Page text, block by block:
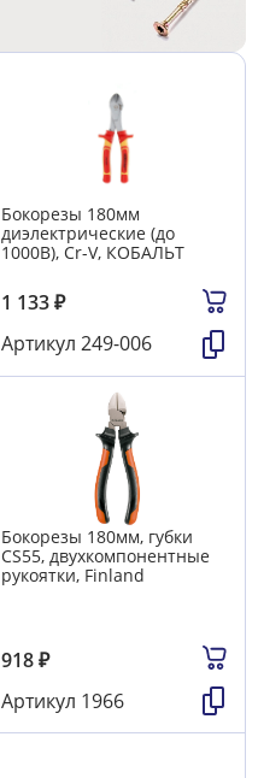
Бокорезы 180мм
диэлектрические (до
1000В), Cr-V, КОБАЛЬТ
1 133₽
Артикул 249-006
Бокорезы 180мм, губки
CS55, двухкомпонентные
рукоятки, Finland
918₽
Артикул 1966